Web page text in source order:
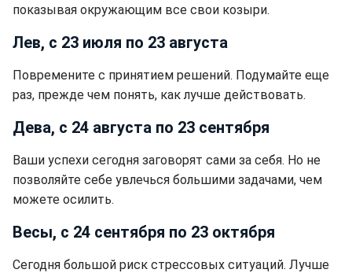
показывая окружающим все свои козыри.
Лев, с 23 июля по 23 августа
Повремените с принятием решений. Подумайте еще
раз, прежде чем понять, как лучше действовать.
Дева, с 24 августа по 23 сентября
Ваши успехи сегодня заговорят сами за себя. Но не
позволяйте себе увлечься большими задачами, чем
можете осилить.
Весы, с 24 сентября по 23 октября
Сегодня большой риск стрессовых ситуаций. Лучше